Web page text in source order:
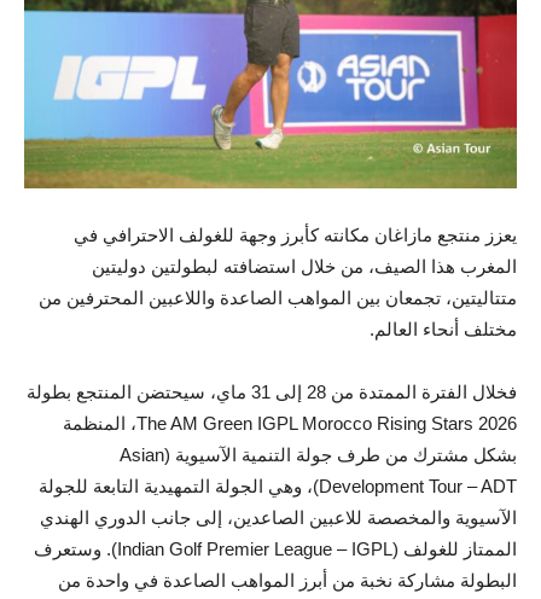
يعزز منتجع مازاغان مكانته كأبرز وجهة للغولف الاحترافي في
المغرب هذا الصيف، من خلال استضافته لبطولتين دوليتين
متتاليتين، تجمعان بين المواهب الصاعدة واللاعبين المحترفين من
مختلف أنحاء العالم.
فخلال الفترة الممتدة من 28 إلى 31 ماي، سيحتضن المنتجع بطولة
The AM Green IGPL Morocco Rising Stars 2026، المنظمة
بشكل مشترك من طرف جولة التنمية الآسيوية (Asian
Development Tour – ADT)، وهي الجولة التمهيدية التابعة للجولة
الآسيوية والمخصصة للاعبين الصاعدين، إلى جانب الدوري الهندي
الممتاز للغولف (Indian Golf Premier League – IGPL). وستعرف
البطولة مشاركة نخبة من أبرز المواهب الصاعدة في واحدة من